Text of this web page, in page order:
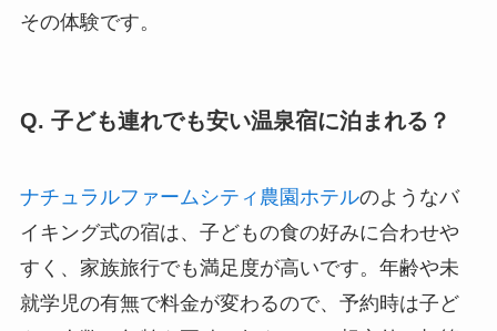
その体験です。
Q. 子ども連れでも安い温泉宿に泊まれる？
ナチュラルファームシティ農園ホテルのようなバ
イキング式の宿は、子どもの食の好みに合わせや
すく、家族旅行でも満足度が高いです。年齢や未
就学児の有無で料金が変わるので、予約時は子ど